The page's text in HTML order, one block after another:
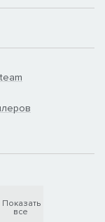
Показать
все